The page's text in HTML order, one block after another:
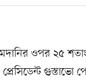
ওপর ২৫
গুস্তাভো